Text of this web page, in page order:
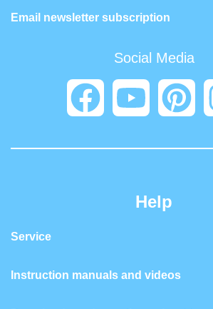
Email newsletter subscription
Social Media
Help
Service
Instruction manuals and videos